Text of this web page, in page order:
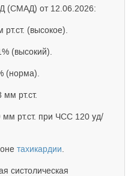
(СМАД) от 12.06.2026:
(высокое).
(высокий).
(норма).
рт.ст.
рт.ст. при ЧСС 120 уд/
тахикардии
систолическая